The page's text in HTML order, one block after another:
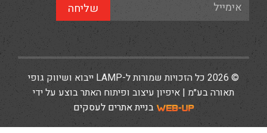
שליחה
© 2026 כל הזכויות שמורות ל-LAMP ייבוא ושיווק גופי
תאורה בע״מ | איפיון עיצוב ופיתוח האתר בוצע על ידי
בניית אתרים לעסקים